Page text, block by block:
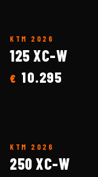
KTM 2026
125 XC-W
€ 10.295
KTM 2026
250 XC-W